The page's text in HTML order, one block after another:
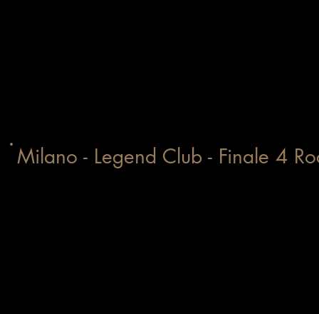
Milano - Legend Club - Finale 4